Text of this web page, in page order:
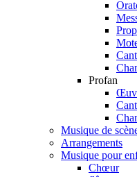
Profan
Musique de
Arrangements
Musique pour
Chœur